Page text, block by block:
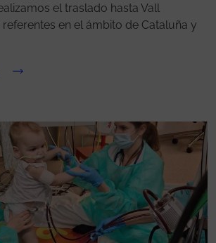
el traslado hasta Vall
en el ámbito de Cataluña y